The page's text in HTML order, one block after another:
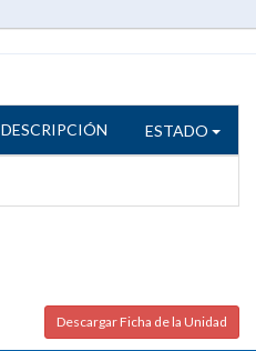
DESCRIPCIÓN ESTADO
Descargar Ficha de la Unidad